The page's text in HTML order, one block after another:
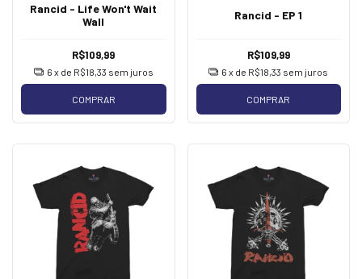
Rancid - Life Won't Wait
Wall
R$109,99
6 x de R$18,33 sem juros
COMPRAR
Rancid - EP 1
R$109,99
6 x de R$18,33 sem juros
COMPRAR